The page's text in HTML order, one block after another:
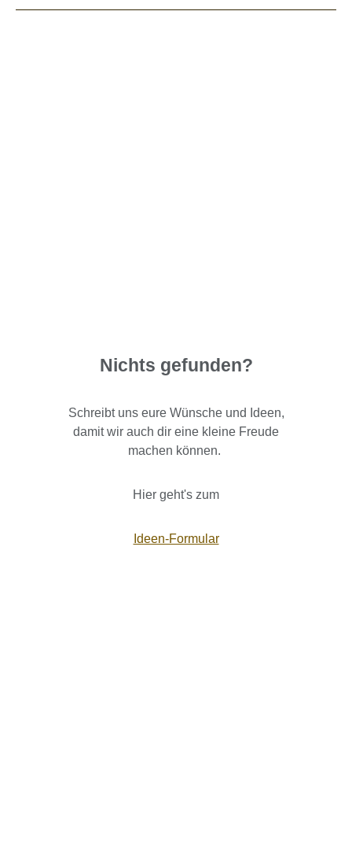
Nichts gefunden?
Schreibt uns eure Wünsche und Ideen,
damit wir auch dir eine kleine Freude
machen können.
Hier geht's zum
Ideen-Formular